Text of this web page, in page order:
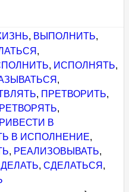
, ВЫПОЛНИТЬ,
,
, ИСПОЛНЯТЬ,
,
, ПРЕТВОРИТЬ,
,
В
В ИСПОЛНЕНИЕ,
, РЕАЛИЗОВЫВАТЬ,
,СДЕЛАТЬСЯ ,